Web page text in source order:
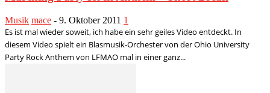
Musik mace - 9. Oktober 2011 1
Es ist mal wieder soweit, ich habe ein sehr geiles Video entdeckt. In
diesem Video spielt ein Blasmusik-Orchester von der Ohio University
Party Rock Anthem von LFMAO mal in einer ganz...